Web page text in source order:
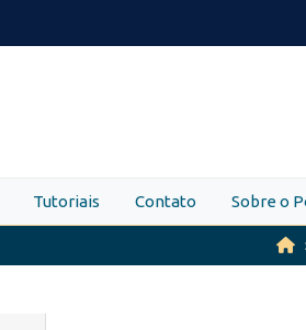
Tutoriais Contato Sobre o